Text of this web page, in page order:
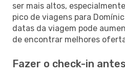
ser mais altos,
pico de viagens para
datas da viagem pode
de encontrar melhores
Fazer o check-in